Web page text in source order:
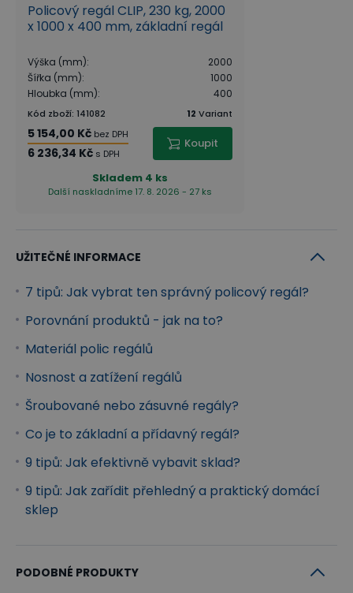
Policový regál CLIP, 230 kg, 2000
x 1000 x 400 mm, základní regál
Výška (mm):
2000
Šířka (mm):
1000
Hloubka (mm): 400
Kód zboží: 141082 12 Variant
5 154,00 Kč bez DPH
6 236,34 Kč s DPH
Koupit
Skladem 4 ks
Další naskladníme 17. 8. 2026 - 27 ks
UŽITEČNÉ INFORMACE
7 tipů: Jak vybrat ten správný policový regál?
Porovnání produktů - jak na to?
Materiál polic regálů
Nosnost a zatížení regálů
Šroubované nebo zásuvné regály?
Co je to základní a přídavný regál?
9 tipů: Jak efektivně vybavit sklad?
9 tipů: Jak zařídit přehledný a praktický domácí
sklep
PODOBNÉ PRODUKTY